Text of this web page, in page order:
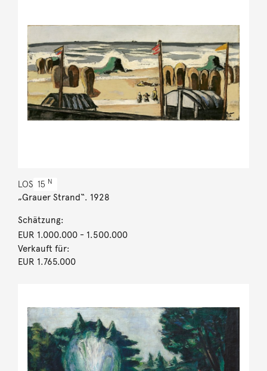
LOS 15 N
„Grauer Strand“. 1928
Schätzung:
EUR 1.000.000- 1.500.000
Verkauft für:
EUR 1.765.000